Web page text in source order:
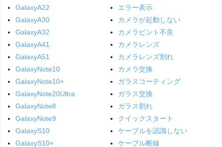
GalaxyA22
GalaxyA30
GalaxyA32
GalaxyA41
GalaxyA51
GalaxyNote10
GalaxyNote10+
GalaxyNote20Ultra
GalaxyNote8
GalaxyNote9
GalaxyS10
GalaxyS10+
エラー表示
カメラが起動しない
カメラピント不良
カメラレンズ
カメラレンズ割れ
カメラ交換
ガラスコーティング
ガラス交換
ガラス割れ
クイックスタート
ケーブルを認識しない
ケーブル断線